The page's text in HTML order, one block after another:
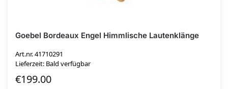
Goebel Bordeaux Engel Himmlische Lautenklänge
Art.nr. 41710291
Lieferzeit: Bald verfügbar
€199.00